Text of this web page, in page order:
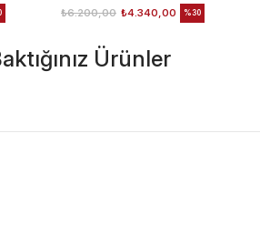
₺4.340,00
₺6.200,00 %30
Ürünler